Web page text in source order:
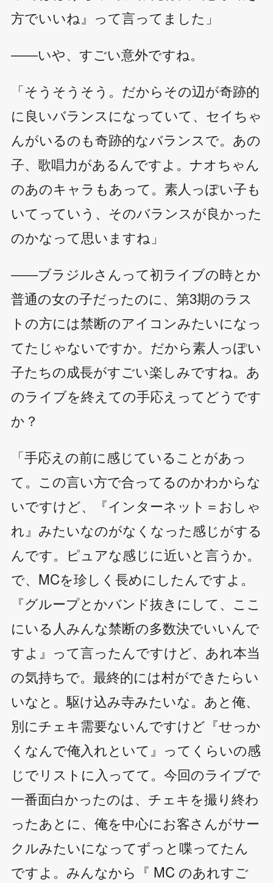
方でいいね』って言ってました」
――いや、すごい意外ですね。
「そうそうそう。だからその辺が奇跡的
に良いバランスになっていて、セイちゃ
んがいるのも奇跡的なバランスで。あの
子、歌唱力があるんですよ。ナオちゃん
のあのキャラもあって。素人っぽい子も
いてっていう、そのバランスが良かった
のかなって思いますね」
――ブラジルさんって初ライブの時とか
普通の女の子だったのに、第3期のラス
トの方には禁断のアイコンみたいになっ
てたじゃないですか。だから素人っぽい
子たちの成長がすごい楽しみですね。あ
のライブを終えての手応えってどうです
か？
「手応えの前に感じていることがあっ
て。この言い方で合ってるのかわからな
いですけど、『インターネット＝おしゃ
れ』みたいなのがなくなった感じがする
んです。ピュアな感じに近いと言うか。
で、MCを珍しく長めにしたんですよ。
『グループとかバンド抜きにして、ここ
にいる人みんな禁断の多数決でいいんで
すよ』って言ったんですけど、あれ本当
の気持ちで。最終的には村ができたらい
いなと。駆け込み寺みたいな。あと俺、
別にチェキ需要ないんですけど『せっか
くなんで俺入れといて』ってくらいの感
じでリストに入ってて。今回のライブで
一番面白かったのは、チェキを撮り終わ
ったあとに、俺を中心にお客さんがサー
クルみたいになってずっと喋ってたん
ですよ。みんなから『 MC のあれすご